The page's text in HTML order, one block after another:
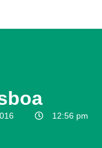
12:56 pm